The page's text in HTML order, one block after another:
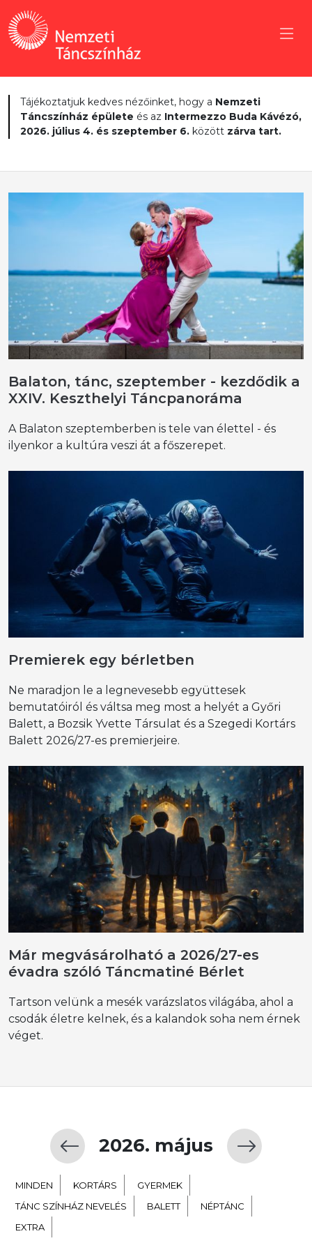
Tájékoztatjuk kedves nézőinket, hogy a Nemzeti
Táncszínház épülete és az Intermezzo Buda Kávézó,
2026. július 4. és szeptember 6. között zárva tart.
Balaton, tánc, szeptember - kezdődik a
XXIV. Keszthelyi Táncpanoráma
A Balaton szeptemberben is tele van élettel - és
ilyenkor a kultúra veszi át a főszerepet.
Premierek egy bérletben
Ne maradjon le a legnevesebb együttesek
bemutatóiról és váltsa meg most a helyét a Győri
Balett, a Bozsik Yvette Társulat és a Szegedi Kortárs
Balett 2026/27-es premierjeire.
Már megvásárolható a 2026/27-es
évadra szóló Táncmatiné Bérlet
Tartson velünk a mesék varázslatos világába, ahol a
csodák életre kelnek, és a kalandok soha nem érnek
véget.
2026. május
MINDEN KORTÁRS
GYERMEK
TÁNC SZÍNHÁZ NEVELÉS
BALETT
NÉPTÁNC
EXTRA